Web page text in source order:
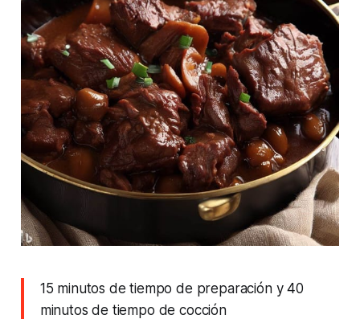
15 minutos de tiempo de preparación y 40
minutos de tiempo de cocción